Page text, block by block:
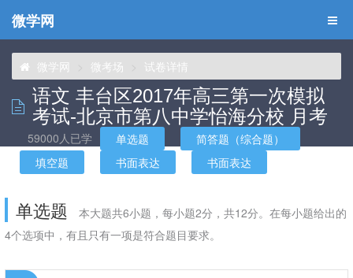
微学网
微学网 微考场 试卷详情
语文 丰台区2017年高三第一次模拟
考试-北京市第八中学怡海分校 月考
59000人已学 单选题
简答题（综合题）
填空题
书面表达 书面表达
单选题
本大题共6小题，每小题2分，共12分。在每小题给出的
4个选项中，有且只有一项是符合题目要求。